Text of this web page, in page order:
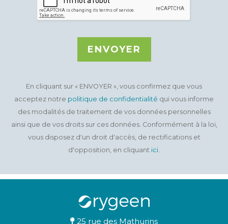
ENVOYER
En cliquant sur « ENVOYER », vous confirmez que vous
acceptez notre politique de confidentialité qui vous informe
des modalités de traitement de vos données personnelles
ainsi que de vos droits sur ces données. Conformément à la loi,
vous disposez d'un droit d'accès, de rectifications et
d'opposition, en cliquant ici
25 rue des Mathurins